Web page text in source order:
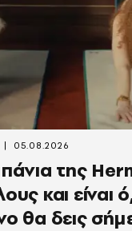
της
και είναι
θα δεις
05.08.2026